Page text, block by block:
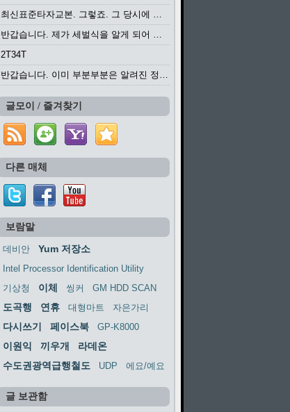
최신표준타자교본. 그렇죠. 그 당시에 최신 표준...
반갑습니다. 제가 세벌식을 알게 되어 세벌식 써...
2T34T
반갑습니다. 이미 부분부분은 알려진 정보들이...
글모이 / 즐겨찾기
다른 매체
보람말
데비안 Yum 저장소
Intel Processor Identification Utility
기상청
이체 씽커 GM HDD SCAN
도곡행 연휴 대형마트 자은가리
다시쓰기 페이스북 GP-K8000
이원익 끼우개
라데온
수도권광역급행철도
UDP 에요/예요
글 보관함